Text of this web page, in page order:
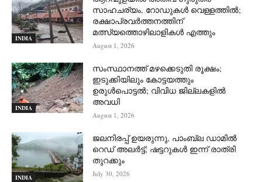
INDIA
സാഹചര്യം, റോഡുകള്‍ വെള്ളത്തില്‍;
രക്ഷാപ്രവര്‍ത്തനത്തിന്
മത്സ്യത്തൊഴിലാളികള്‍ എത്തും
August 1, 2026
INDIA
സംസ്ഥാനത്ത് മഴക്കെടുതി രൂക്ഷം;
ഇടുക്കിയിലും കോട്ടയത്തും
ഉരുള്‍പൊട്ടല്‍; വിവിധ ജില്ലകളില്‍
അവധി
August 1, 2026
INDIA
ജലനിരപ്പ് ഉയരുന്നു, പാംബ്ല ഡാമിൽ
റെഡ് അലർട്ട്; ഷട്ടറുകൾ ഇന്ന് രാത്രി
തുറക്കും
July 30, 2026